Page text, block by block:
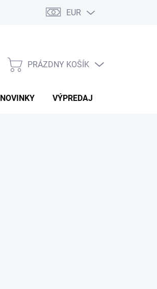
EUR
NÁKUPNÝ
PRÁZDNY KOŠÍK
NOVINKY VÝPREDAJ